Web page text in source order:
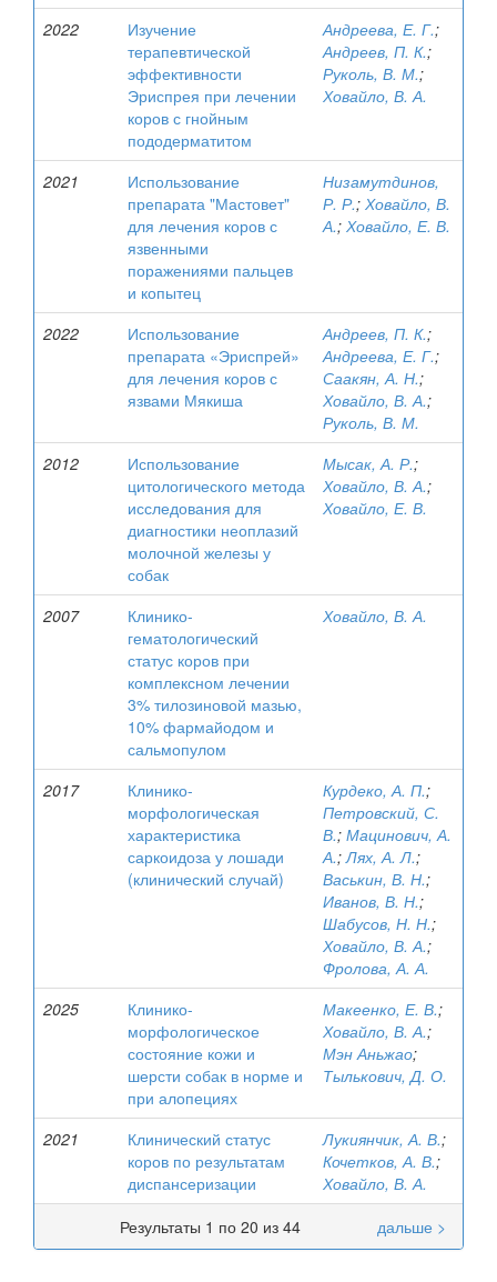
2022
Изучение
терапевтической
эффективности
Эриспрея при лечении
коров с гнойным
пододерматитом
Андреева, Е. Г.;
Андреев, П. К.;
Руколь, В. М.;
Ховайло, В. А.
2021
Использование
препарата "Мастовет"
для лечения коров с
язвенными
поражениями пальцев
и копытец
Низамутдинов,
Р. Р.; Ховайло, В.
А.; Ховайло, Е. В.
2022
Использование
препарата «Эриспрей»
для лечения коров с
язвами Мякиша
Андреев, П. К.;
Андреева, Е. Г.;
Саакян, А. Н.;
Ховайло, В. А.;
Руколь, В. М.
2012
Использование
цитологического метода
исследования для
диагностики неоплазий
молочной железы у
собак
Мысак, А. Р.;
Ховайло, В. А.;
Ховайло, Е. В.
2007
Клинико-
гематологический
статус коров при
комплексном лечении
3% тилозиновой мазью,
10% фармайодом и
сальмопулом
Ховайло, В. А.
2017
Клинико-
морфологическая
характеристика
саркоидоза у лошади
(клинический случай)
Курдеко, А. П.;
Петровский, С.
В.; Мацинович, А.
А.;Лях, А. Л.;
Васькин, В. Н.;
Иванов, В. Н.;
Шабусов, Н. Н.;
Ховайло, В. А.;
Фролова, А. А.
2025
Клинико-
морфологическое
состояние кожи и
шерсти собак в норме и
при алопециях
Макеенко, Е. В.;
Ховайло, В. А.;
Мэн Аньжао;
Тылькович, Д. О.
2021
Клинический статус
коров по результатам
диспансеризации
Лукиянчик, А. В.;
Кочетков, А. В.;
Ховайло, В. А.
Результаты 1 по 20 из 44
дальше >